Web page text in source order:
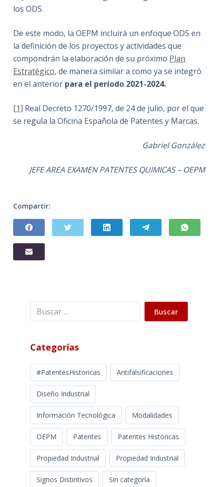
los ODS.
De este modo, la OEPM incluirá un enfoque ODS en
la definición de los proyectos y actividades que
compondrán la elaboración de su próximo Plan
Estratégico, de manera similar a como ya se integró
en el anterior para el período 2021-2024.
[1] Real Decreto 1270/1997, de 24 de julio, por el que
se regula la Oficina Española de Patentes y Marcas.
Gabriel González
JEFE AREA EXAMEN PATENTES QUIMICAS – OEPM
Compartir:
Buscar Buscar
Categorías
#PatentesHistoricas Antifalsificaciones
Diseño Industrial
Información Tecnológica Modalidades
OEPM Patentes Patentes Historicas
Propiedad Industrial Propiedad Industrial
Signos Distintivos Sin categoría